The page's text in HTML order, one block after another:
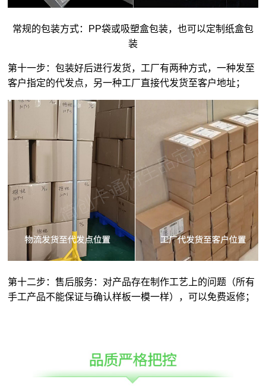
常规的包装方式：PP袋或吸塑盒包装，也可以定制纸盒包
装
第十一步：包装好后进行发货，工厂有两种方式，一种发至
客户指定的代发点，另一种工厂直接代发货至客户地址；
第十二步：售后服务：对产品存在制作工艺上的问题（所有
手工产品不能保证与确认样板一模一样），可以免费返修；